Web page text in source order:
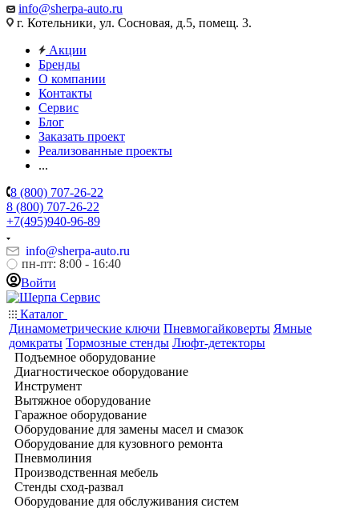
info@sherpa-auto.ru
г. Котельники, ул. Сосновая, д.5, помещ. 3.
Акции
Бренды
О компании
Контакты
Сервис
Блог
Заказать проект
Реализованные проекты
...
8 (800) 707-26-22
8 (800) 707-26-22
+7(495)940-96-89
info@sherpa-auto.ru
пн-пт: 8:00 - 16:40
Войти
Каталог
Динамометрические ключи Пневмогайковерты Ямные
домкраты Тормозные стенды Люфт-детекторы
Подъемное оборудование
Диагностическое оборудование
Инструмент
Вытяжное оборудование
Гаражное оборудование
Оборудование для замены масел и смазок
Оборудование для кузовного ремонта
Пневмолиния
Производственная мебель
Стенды сход-развал
Оборудование для обслуживания систем